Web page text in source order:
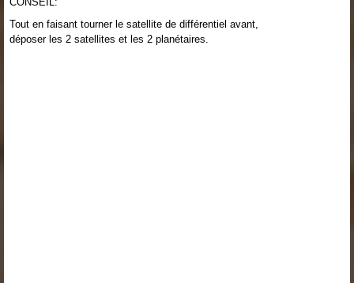
Tout en faisant tourner le satellite de différentiel avant,
déposer les 2 satellites et les 2 planétaires.